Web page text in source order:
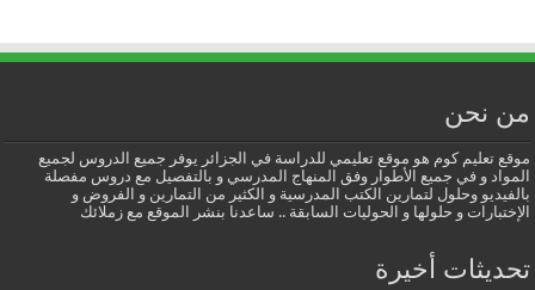
من نحن
موقع تعليم كوم هو موقع تعليمي للدراسة في الجزائر يوفر جميع الدروس لجميع
المواد و في جميع الأطوار وفق المنهاج المدرسي و بالتفصيل مع دروس مفصلة
بالفيديو وحلول لتمارين الكتب المدرسية و الكثير من التمارين و الفروض و
الإختبارات و حلولها و الحوليات السابقة .. ساعدنا بنشر الموقع مع زملائك
تحديثات أخيرة